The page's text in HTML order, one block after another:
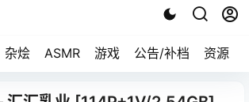
杂烩 ASMR 游戏 公告/补档 资源求